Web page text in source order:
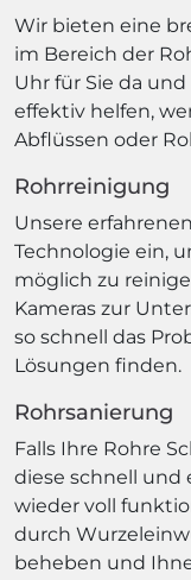
Wir bieten eine
im Bereich der
Uhr für Sie da
effektiv helfen,
Abflüssen oder
Rohrreinigung
Unsere
Technologie ein,
möglich zu
Kameras zur
so schnell das
Lösungen finden.
Rohrsanierung
Falls Ihre Rohre
diese schnell und
wieder voll
durch
beheben und